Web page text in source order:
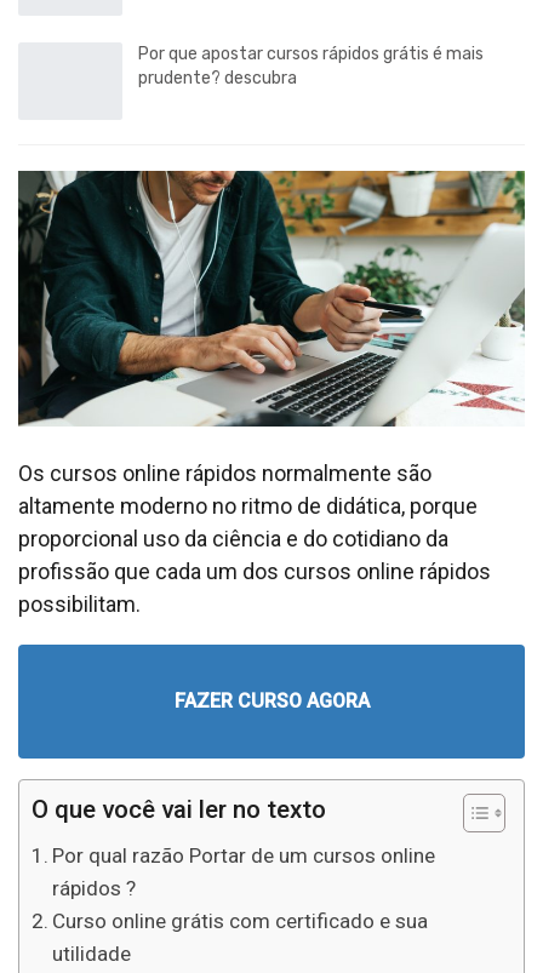
Por que apostar cursos rápidos grátis é mais
prudente? descubra
Os cursos online rápidos normalmente são
altamente moderno no ritmo de didática, porque
proporcional uso da ciência e do cotidiano da
profissão que cada um dos cursos online rápidos
possibilitam.
FAZER CURSO AGORA
O que você vai ler no texto
Por qual razão Portar de um cursos online
rápidos ?
Curso online grátis com certificado e sua
utilidade